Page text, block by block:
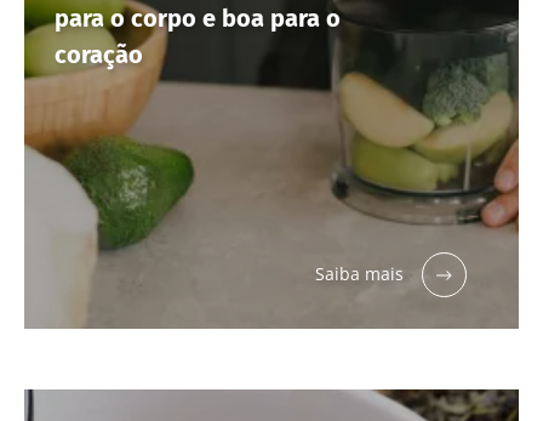
para o corpo e boa para o
coração
Saiba mais